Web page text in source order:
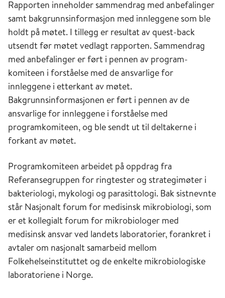
Rapporten inneholder sammendrag med anbefalinger
samt bakgrunnsinformasjon med innleggene som ble
holdt på møtet. I tillegg er resultat av quest-back
utsendt før møtet vedlagt rapporten. Sammendrag
med anbefalinger er ført i pennen av program-
komiteen i forståelse med de ansvarlige for
innleggene i etterkant av møtet.
Bakgrunnsinformasjonen er ført i pennen av de
ansvarlige for innleggene i forståelse med
programkomiteen, og ble sendt ut til deltakerne i
forkant av møtet.
Programkomiteen arbeidet på oppdrag fra
Referansegruppen for ringtester og strategimøter i
bakteriologi, mykologi og parasittologi. Bak sistnevnte
står Nasjonalt forum for medisinsk mikrobiologi, som
er et kollegialt forum for mikrobiologer med
medisinsk ansvar ved landets laboratorier, forankret i
avtaler om nasjonalt samarbeid mellom
Folkehelseinstituttet og de enkelte mikrobiologiske
laboratoriene i Norge.